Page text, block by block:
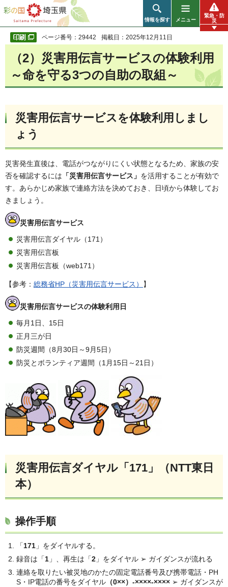
彩の国 埼玉県
情報を探す メニュー
緊急・防
災
ページ番号：29442 掲載日：2025年12月11日
（2）災害用伝言サービスの体験利用
～命を守る3つの自助の取組～
災害用伝言サービスを体験利用しまし
ょう
災害発生直後は、電話がつながりにくい状態となるため、家族の安
否を確認するには 「災害用伝言サービス」 を活用することが有効で
す。あらかじめ家族で連絡方法を決めておき、日頃から体験してお
きましょう。
災害用伝言サービス
災害用伝言ダイヤル（171）
災害用伝言板
災害用伝言板（web171）
【参考： 総務省HP（災害用伝言サービス） 】
災害用伝言サービスの体験利用日
毎月1日、15日
正月三が日
防災週間（8月30日～9月5日）
防災とボランティア週間（1月15日～21日）
災害用伝言ダイヤル「171」（NTT東日
本）
操作手順
「171 」をダイヤルする。
録音は「1 」、再生は「2 」をダイヤル ➢ ガイダンスが流れる
連絡を取りたい被災地のかたの固定電話番号及び携帯電話・PH
S・IP電話の番号をダイヤル （0××）-××××-×××× ➢ ガイダンスが